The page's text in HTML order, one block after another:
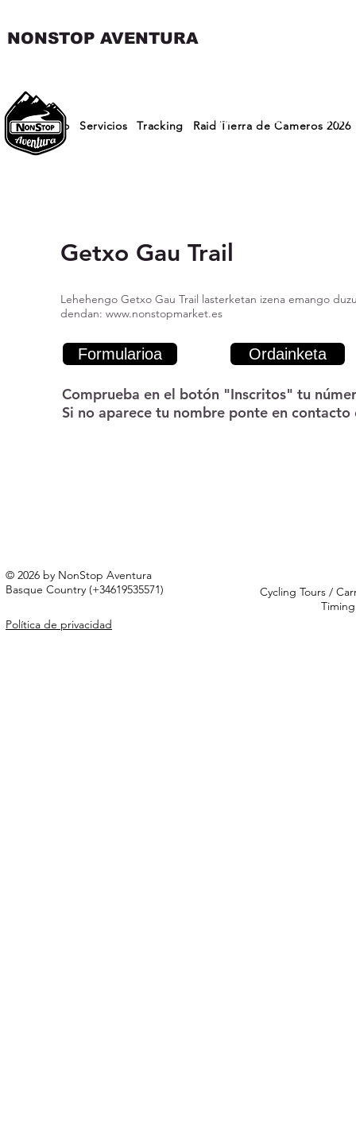
NONSTOP AVENTURA
Inicio Servicios Tracking Raid Tierra de Cameros 2026
Berriak
Hasiera
Getxo Gau Trail
Lehehengo Getxo Gau Trail lasterketan izena emango
dendan: www.nonstopmarket.es
Formularioa Ordainketa
Comprueba en el botón "Inscritos" tu
Si no aparece tu nombre ponte en contacto
© 2026 by NonStop Aventura
Basque Country (+34619535571)
Política de privacidad
Cycling Tours /